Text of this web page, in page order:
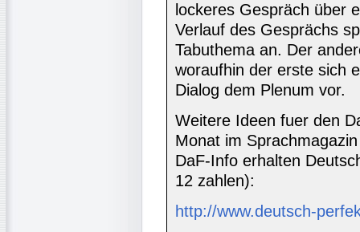
lockeres Gespräch über
Verlauf des Gesprächs
Tabuthema an. Der
woraufhin der erste sich
Dialog dem Plenum vor.
Weitere Ideen fuer den
Monat im
DaF-Info erhalten
12 zahlen):
http://www.deutsch-